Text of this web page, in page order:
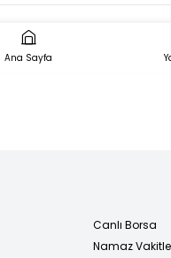
Ana Sayfa
Canlı Borsa
Namaz